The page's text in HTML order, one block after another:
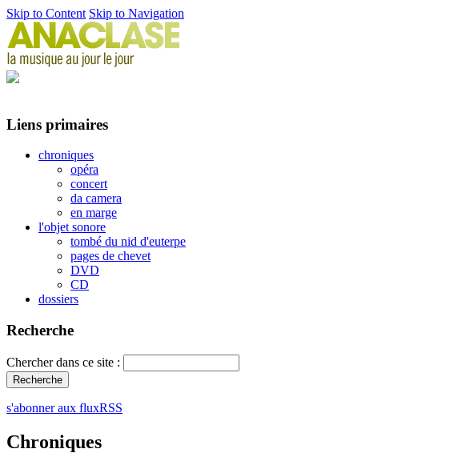
Skip to Content Skip to Navigation
Liens primaires
chroniques
opéra
concert
da camera
en marge
l'objet sonore
tombé du nid d'euterpe
pages de chevet
DVD
CD
dossiers
Recherche
Chercher dans ce site :
s'abonner aux fluxRSS
Chroniques